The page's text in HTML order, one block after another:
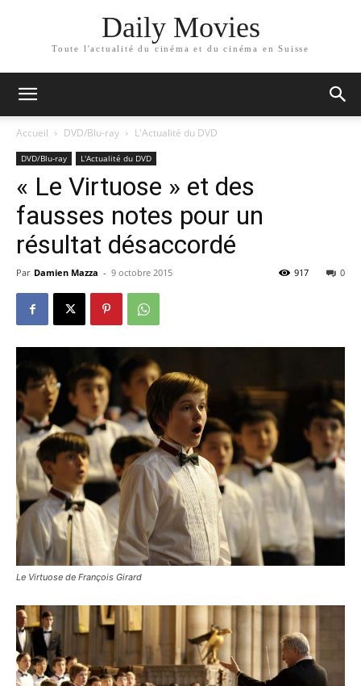
Daily Movies
Toute l'actualité du cinéma et du cinéma en Suisse
Accueil DVD/Blu-ray L'Actualité du DVD
DVD/Blu-ray L'Actualité du DVD
« Le Virtuose » et des
fausses notes pour un
résultat désaccordé
Par Damien Mazza - 9 octobre 2015 0
917
Le Virtuose de François Girard